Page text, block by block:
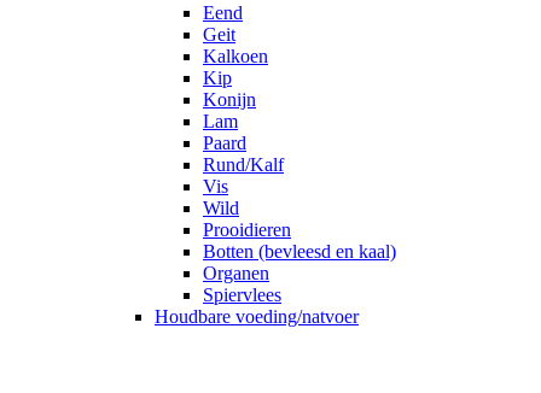
Eend
Geit
Kalkoen
Kip
Konijn
Lam
Paard
Rund/Kalf
Vis
Wild
Prooidieren
Botten (bevleesd en kaal)
Organen
Spiervlees
Houdbare voeding/natvoer